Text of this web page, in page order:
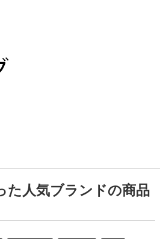
た人気ブランドの商品